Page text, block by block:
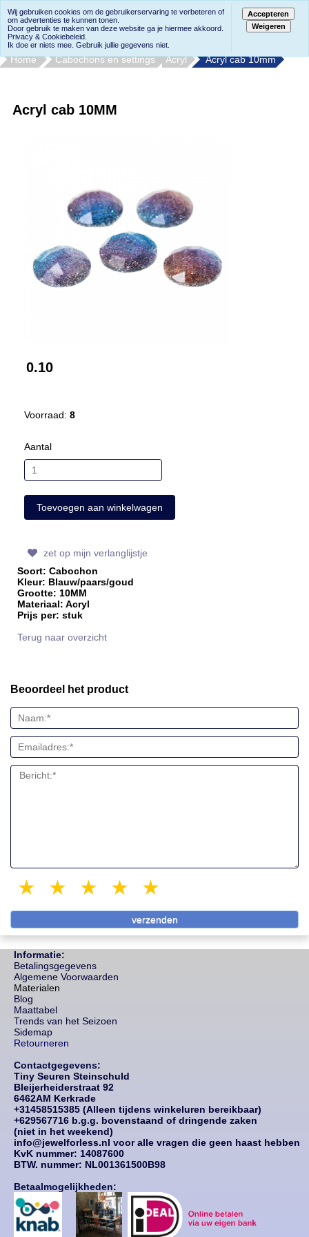
Home Cabochons en settings Acryl Acryl cab 10mm
Acryl cab 10MM
0.10
Voorraad: 8
Aantal
zet op mijn verlanglijstje
Soort: Cabochon
Kleur: Blauw/paars/goud
Grootte: 10MM
Materiaal: Acryl
Prijs per: stuk
Terug naar overzicht
Beoordeel het product
4 stars
3 stars
2 stars
1 star
Informatie:
Betalingsgegevens
Algemene Voorwaarden
Materialen
Blog
Maattabel
Trends van het Seizoen
Sidemap
Retourneren
Contactgegevens:
Tiny Seuren Steinschuld
Bleijerheiderstraat 92
6462AM Kerkrade
+31458515385 (Alleen tijdens winkeluren bereikbaar)
+629567716 b.g.g. bovenstaand of dringende zaken
(niet in het weekend)
info@jewelforless.nl voor alle vragen die geen haast hebben
KvK nummer: 14087600
BTW. nummer: NL001361500B98
Betaalmogelijkheden:
Wij gebruiken cookies om de gebruikerservaring te verbeteren of
om advertenties te kunnen tonen.
Door gebruik te maken van deze website ga je hiermee akkoord.
Privacy & Cookiebeleid.
Ik doe er niets mee. Gebruik jullie gegevens niet.
Accepteren
Weigeren